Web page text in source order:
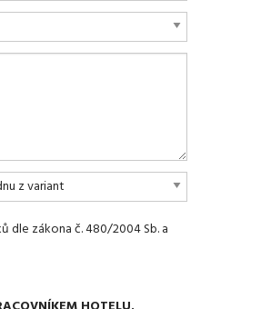
dle zákona č. 480/2004 Sb. a